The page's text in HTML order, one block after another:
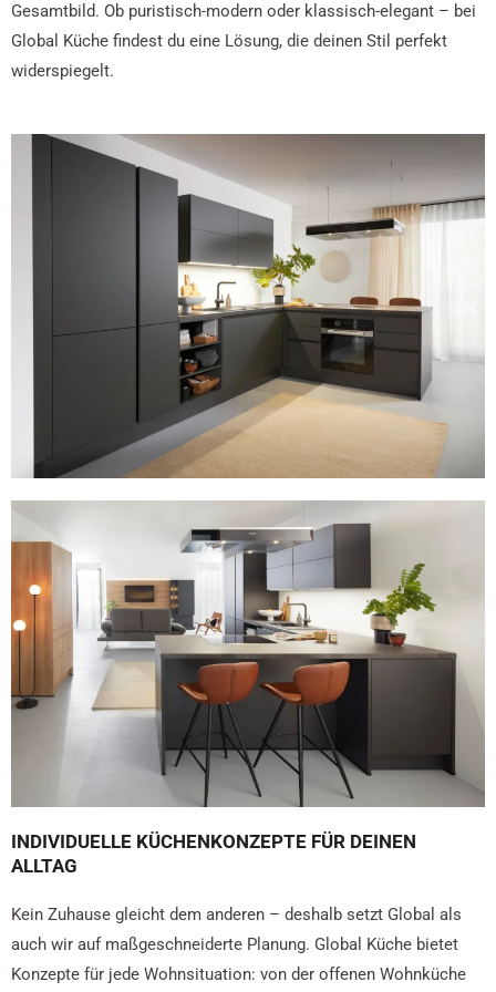
Gesamtbild. Ob puristisch-modern oder klassisch-elegant – bei
Global Küche findest du eine Lösung, die deinen Stil perfekt
widerspiegelt.
INDIVIDUELLE KÜCHENKONZEPTE FÜR DEINEN
ALLTAG
Kein Zuhause gleicht dem anderen – deshalb setzt Global als
auch wir auf maßgeschneiderte Planung. Global Küche bietet
Konzepte für jede Wohnsituation: von der offenen Wohnküche